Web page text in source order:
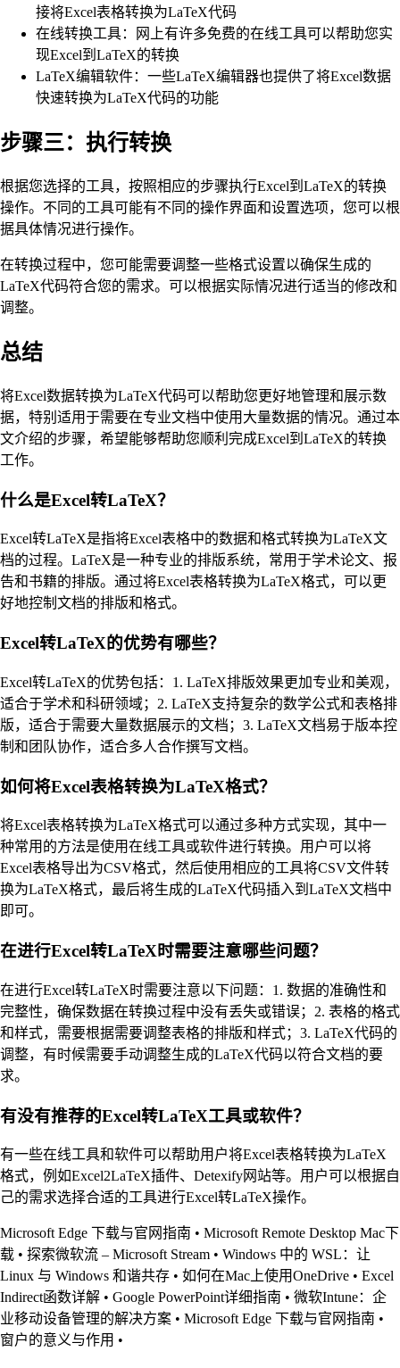
接将Excel表格转换为LaTeX代码
在线转换工具：网上有许多免费的在线工具可以帮助您实
现Excel到LaTeX的转换
LaTeX编辑软件：一些LaTeX编辑器也提供了将Excel数据
快速转换为LaTeX代码的功能
步骤三：执行转换
根据您选择的工具，按照相应的步骤执行Excel到LaTeX的转换
操作。不同的工具可能有不同的操作界面和设置选项，您可以根
据具体情况进行操作。
在转换过程中，您可能需要调整一些格式设置以确保生成的
LaTeX代码符合您的需求。可以根据实际情况进行适当的修改和
调整。
总结
将Excel数据转换为LaTeX代码可以帮助您更好地管理和展示数
据，特别适用于需要在专业文档中使用大量数据的情况。通过本
文介绍的步骤，希望能够帮助您顺利完成Excel到LaTeX的转换
工作。
什么是Excel转LaTeX？
Excel转LaTeX是指将Excel表格中的数据和格式转换为LaTeX文
档的过程。LaTeX是一种专业的排版系统，常用于学术论文、报
告和书籍的排版。通过将Excel表格转换为LaTeX格式，可以更
好地控制文档的排版和格式。
Excel转LaTeX的优势有哪些？
Excel转LaTeX的优势包括：1. LaTeX排版效果更加专业和美观，
适合于学术和科研领域；2. LaTeX支持复杂的数学公式和表格排
版，适合于需要大量数据展示的文档；3. LaTeX文档易于版本控
制和团队协作，适合多人合作撰写文档。
如何将Excel表格转换为LaTeX格式？
将Excel表格转换为LaTeX格式可以通过多种方式实现，其中一
种常用的方法是使用在线工具或软件进行转换。用户可以将
Excel表格导出为CSV格式，然后使用相应的工具将CSV文件转
换为LaTeX格式，最后将生成的LaTeX代码插入到LaTeX文档中
即可。
在进行Excel转LaTeX时需要注意哪些问题？
在进行Excel转LaTeX时需要注意以下问题：1. 数据的准确性和
完整性，确保数据在转换过程中没有丢失或错误；2. 表格的格式
和样式，需要根据需要调整表格的排版和样式；3. LaTeX代码的
调整，有时候需要手动调整生成的LaTeX代码以符合文档的要
求。
有没有推荐的Excel转LaTeX工具或软件？
有一些在线工具和软件可以帮助用户将Excel表格转换为LaTeX
格式，例如Excel2LaTeX插件、Detexify网站等。用户可以根据自
己的需求选择合适的工具进行Excel转LaTeX操作。
Microsoft Edge 下载与官网指南 • Microsoft Remote Desktop Mac下
载 • 探索微软流 – Microsoft Stream • Windows 中的 WSL：让
Linux 与 Windows 和谐共存 • 如何在Mac上使用OneDrive • Excel
Indirect函数详解 • Google PowerPoint详细指南 • 微软Intune：企
业移动设备管理的解决方案 • Microsoft Edge 下载与官网指南 •
窗户的意义与作用 •